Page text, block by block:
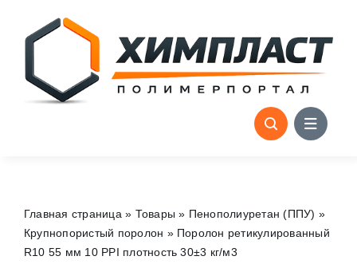
content
Главная страница » Товары » Пенополиуретан (ППУ) »
Крупнопористый поролон » Поролон ретикулированный
R10 55 мм 10 PPI плотность 30±3 кг/м3